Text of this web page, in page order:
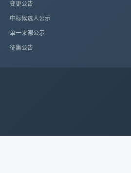
变更公告
中标候选人公示
单一来源公示
征集公告